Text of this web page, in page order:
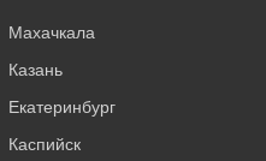
Махачкала
Казань
Екатеринбург
Каспийск